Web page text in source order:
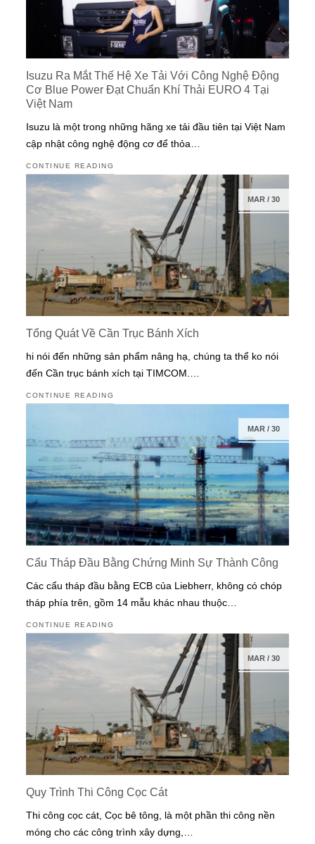
Isuzu Ra Mắt Thế Hệ Xe Tải Với Công Nghệ Động
Cơ Blue Power Đạt Chuẩn Khí Thải EURO 4 Tại
Việt Nam
Isuzu là một trong những hãng xe tải đầu tiên tại Việt Nam
cập nhật công nghệ động cơ để thỏa…
CONTINUE READING
MAR/ 30
Tổng Quát Về Cần Trục Bánh Xích
hi nói đến những sản phẩm nâng hạ, chúng ta thể ko nói
đến Cần trục bánh xích tại TIMCOM.…
CONTINUE READING
MAR/ 30
Cẩu Tháp Đầu Bằng Chứng Minh Sự Thành Công
Các cẩu tháp đầu bằng ECB của Liebherr, không có chóp
tháp phía trên, gồm 14 mẫu khác nhau thuộc…
CONTINUE READING
MAR/ 30
Quy Trình Thi Công Cọc Cát
Thi công cọc cát, Cọc bê tông, là một phần thi công nền
móng cho các công trình xây dựng,…